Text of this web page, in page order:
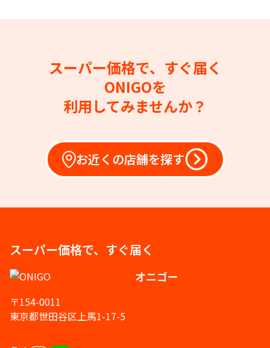
スーパー価格で、すぐ届く
ONIGOを
利用してみませんか？
お近くの店舗を探す
スーパー価格で、すぐ届く
オニゴー
〒154-0011
東京都世田谷区上馬1-17-5